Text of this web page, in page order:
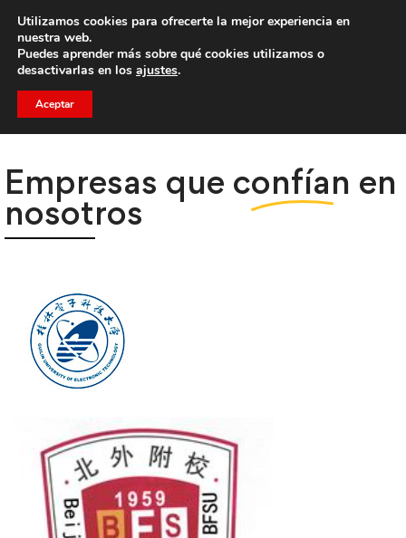
Trae a un amigo y llevaos un total de 75€ de descuento.
Empresas que confían en
nosotros
Utilizamos cookies para ofrecerte la mejor experiencia en
nuestra web.
Puedes aprender más sobre qué cookies utilizamos o
desactivarlas en los ajustes.
Aceptar